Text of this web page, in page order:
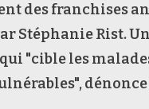
des franchises
Stéphanie Rist.
"cible les
dénonce